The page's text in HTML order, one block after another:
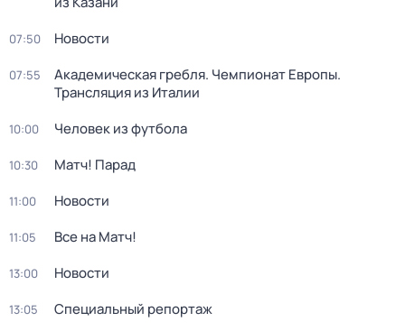
07:50 Новости
07:55
Академическая гребля. Чемпионат Европы.
Трансляция из Италии
10:00 Человек из футбола
10:30 Матч! Парад
11:00 Новости
11:05 Все на Матч!
13:00 Новости
13:05 Специальный репортаж